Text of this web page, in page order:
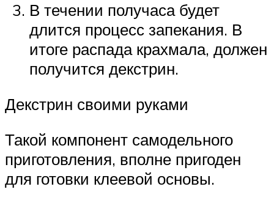
В течении получаса будет
длится процесс запекания. В
итоге распада крахмала, должен
получится декстрин.
Декстрин своими руками
Такой компонент самодельного
приготовления, вполне пригоден
для готовки клеевой основы.